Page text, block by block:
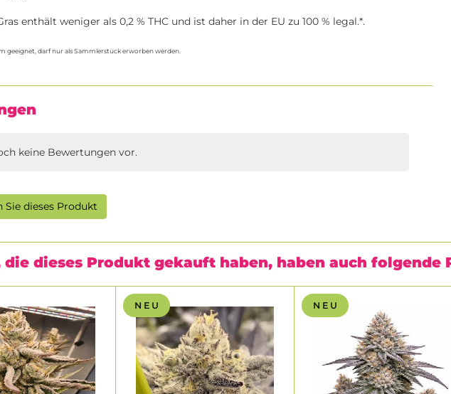
enthält weniger als 0,2 % THC und ist daher in der EU zu 100 % legal.*.
geeignet, darf nur als Sammlerstück erworben werden.
keine Bewertungen vor.
dieses Produkt
die dieses Produkt gekauft haben, haben auch folgende
N E U N E U